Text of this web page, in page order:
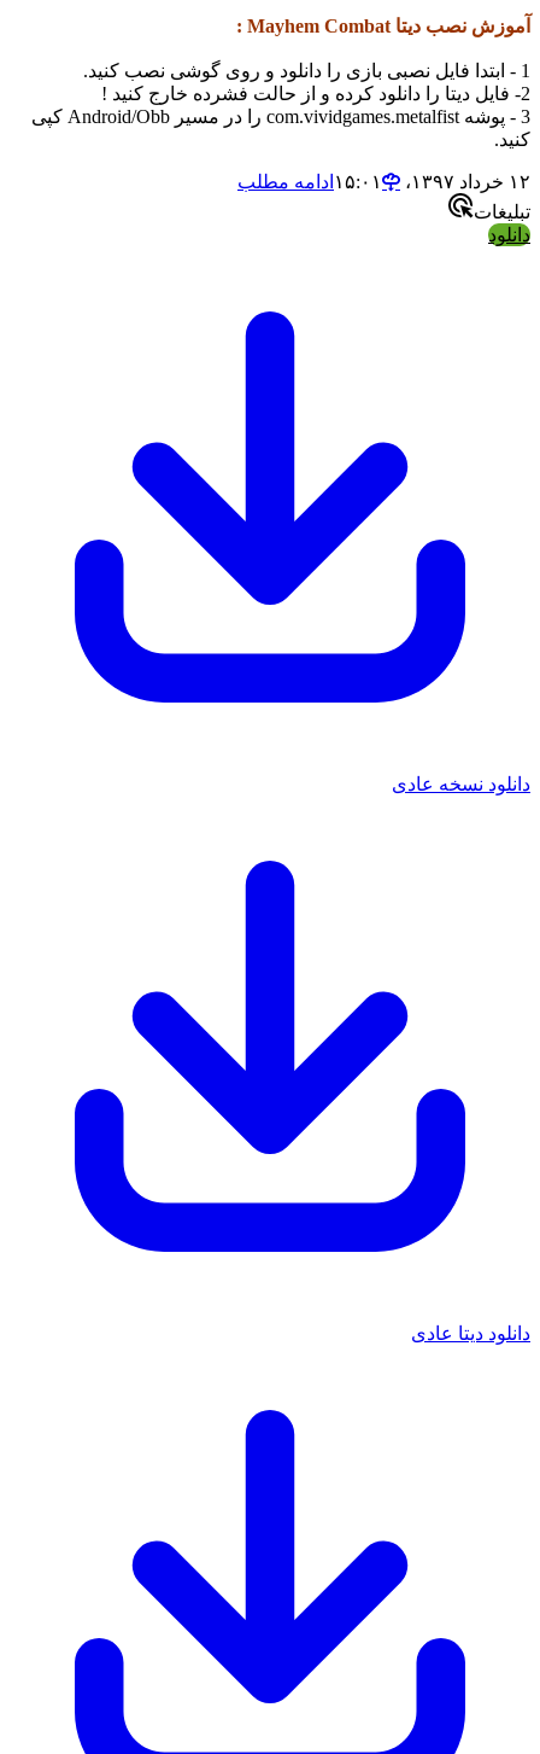
آموزش نصب دیتا Mayhem Combat
:
1 - ابتدا فایل نصبی بازی را دانلود و روی گوشی نصب کنید.
2- فایل دیتا را دانلود کرده و از حالت فشرده خارج کنید !
3 - پوشه com.vividgames.metalfist را در مسیر Android/Obb کپی
کنید.
۱۲ خرداد ۱۳۹۷،‏ ۱۵:۰۱
ادامه مطلب
تبلیغات
دانلود
دانلود نسخه عادی
دانلود دیتا عادی